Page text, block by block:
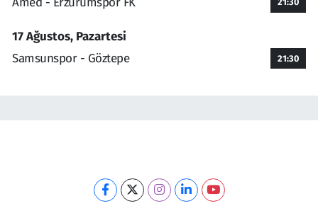
17 Ağustos, Pazartesi
Samsunspor - Göztepe
21:30